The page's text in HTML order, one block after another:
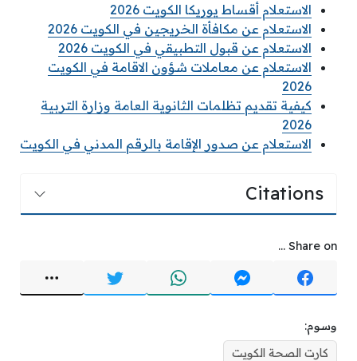
الاستعلام أقساط يوريكا الكويت 2026
الاستعلام عن مكافأة الخريجين في الكويت 2026
الاستعلام عن قبول التطبيقي في الكويت 2026
الاستعلام عن معاملات شؤون الاقامة في الكويت
2026
كيفية تقديم تظلمات الثانوية العامة وزارة التربية
2026
الاستعلام عن صدور الإقامة بالرقم المدني في الكويت
Citations
Share on ...
وسوم:
كارت الصحة الكويت